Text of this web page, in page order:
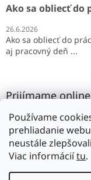
Používame
prehliadanie
neustále
Viac informáciítu.
Ako sa obliecť do
26.6.2026
Ako sa obliecť do
aj pracovný deň ...
Prijímame